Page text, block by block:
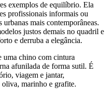
exemplos de equilíbrio. Ela
profissionais informais ou
mais contemporâneas.
justos demais no quadril e
e derruba a elegância.
uma chino com cintura
afunilada de forma sutil. É
viagem e jantar,
oliva, marinho e grafite.